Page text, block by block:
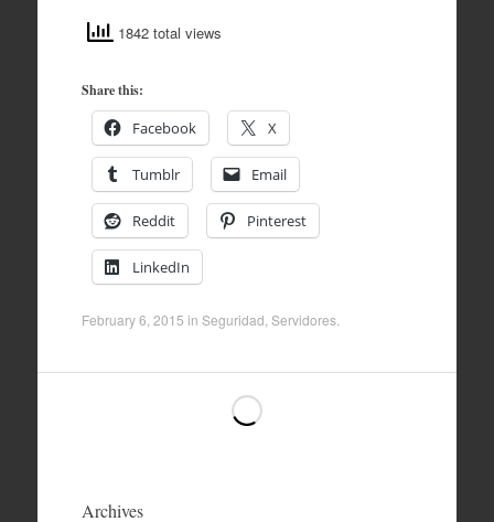
1842 total views
Share this:
Facebook X
Tumblr Email
Reddit Pinterest
LinkedIn
February 6, 2015 in Seguridad Servidores.
Archives